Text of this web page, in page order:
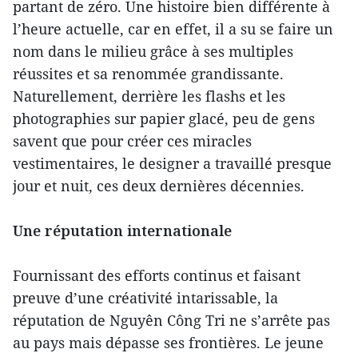
partant de zéro. Une histoire bien différente à
l’heure actuelle, car en effet, il a su se faire un
nom dans le milieu grâce à ses multiples
réussites et sa renommée grandissante.
Naturellement, derrière les flashs et les
photographies sur papier glacé, peu de gens
savent que pour créer ces miracles
vestimentaires, le designer a travaillé presque
jour et nuit, ces deux dernières décennies.
Une réputation internationale
Fournissant des efforts continus et faisant
preuve d’une créativité intarissable, la
réputation de Nguyên Công Tri ne s’arrête pas
au pays mais dépasse ses frontières. Le jeune